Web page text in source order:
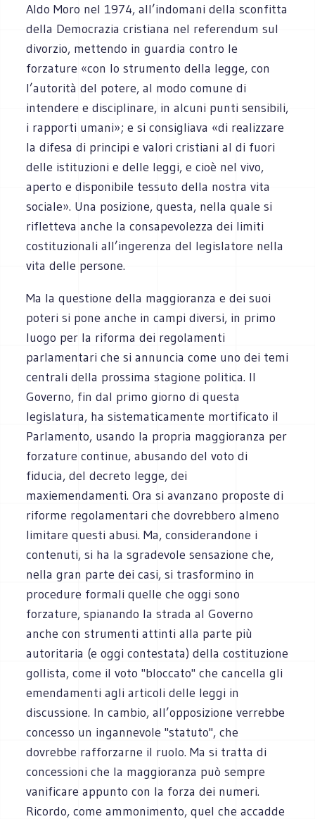
Aldo Moro nel 1974, all’indomani della sconfitta
della Democrazia cristiana nel referendum sul
divorzio, mettendo in guardia contro le
forzature «con lo strumento della legge, con
l’autorità del potere, al modo comune di
intendere e disciplinare, in alcuni punti sensibili,
i rapporti umani»; e si consigliava «di realizzare
la difesa di principi e valori cristiani al di fuori
delle istituzioni e delle leggi, e cioè nel vivo,
aperto e disponibile tessuto della nostra vita
sociale». Una posizione, questa, nella quale si
rifletteva anche la consapevolezza dei limiti
costituzionali all’ingerenza del legislatore nella
vita delle persone.
Ma la questione della maggioranza e dei suoi
poteri si pone anche in campi diversi, in primo
luogo per la riforma dei regolamenti
parlamentari che si annuncia come uno dei temi
centrali della prossima stagione politica. Il
Governo, fin dal primo giorno di questa
legislatura, ha sistematicamente mortificato il
Parlamento, usando la propria maggioranza per
forzature continue, abusando del voto di
fiducia, del decreto legge, dei
maxiemendamenti. Ora si avanzano proposte di
riforme regolamentari che dovrebbero almeno
limitare questi abusi. Ma, considerandone i
contenuti, si ha la sgradevole sensazione che,
nella gran parte dei casi, si trasformino in
procedure formali quelle che oggi sono
forzature, spianando la strada al Governo
anche con strumenti attinti alla parte più
autoritaria (e oggi contestata) della costituzione
gollista, come il voto "bloccato" che cancella gli
emendamenti agli articoli delle leggi in
discussione. In cambio, all’opposizione verrebbe
concesso un ingannevole "statuto", che
dovrebbe rafforzarne il ruolo. Ma si tratta di
concessioni che la maggioranza può sempre
vanificare appunto con la forza dei numeri.
Ricordo, come ammonimento, quel che accadde